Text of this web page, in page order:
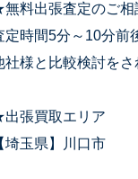
料出張査定のご相
定時間5分～10分前
社様と比較検討を
張買取エリア
埼玉県】川口市